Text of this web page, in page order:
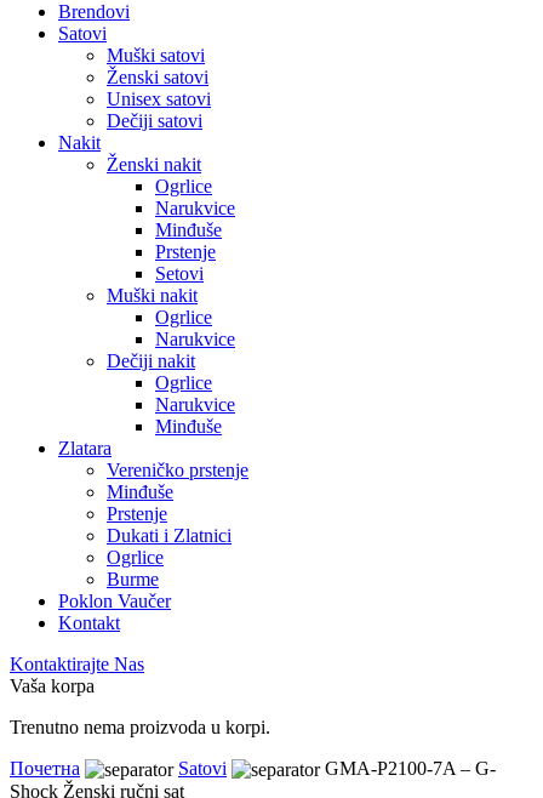
Brendovi
Satovi
Muški satovi
Ženski satovi
Unisex satovi
Dečiji satovi
Nakit
Ženski nakit
Ogrlice
Narukvice
Minđuše
Prstenje
Setovi
Muški nakit
Ogrlice
Narukvice
Dečiji nakit
Ogrlice
Narukvice
Minđuše
Zlatara
Vereničko prstenje
Minđuše
Prstenje
Dukati i Zlatnici
Ogrlice
Burme
Poklon Vaučer
Kontakt
Kontaktirajte Nas
Vaša korpa
Trenutno nema proizvoda u korpi.
Почетна
Satovi
GMA-P2100-7A – G-
Shock Ženski ručni sat